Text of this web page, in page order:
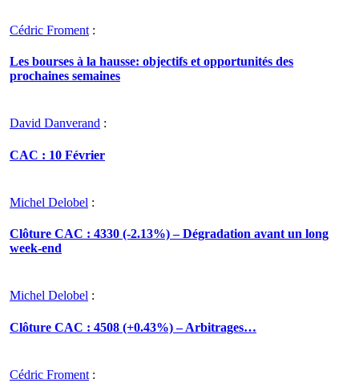
Cédric Froment :
Les bourses à la hausse: objectifs et opportunités des
prochaines semaines
David Danverand :
CAC : 10 Février
Michel Delobel :
Clôture CAC : 4330 (-2.13%) – Dégradation avant un long
week-end
Michel Delobel :
Clôture CAC : 4508 (+0.43%) – Arbitrages…
Cédric Froment :